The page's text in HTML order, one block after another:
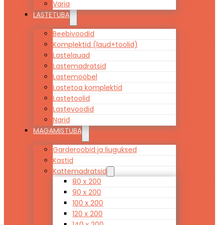
Varia
LASTETUBA
Beebivoodid
Komplektid (laud+toolid)
Lastelauad
Lastemadratsid
Lastemööbel
Lastetoa komplektid
Lastetoolid
Lastevoodid
Narid
MAGAMISTUBA
Garderoobid ja liuguksed
Kastid
Kattemadratsid
80 x 200
90 x 200
100 x 200
120 x 200